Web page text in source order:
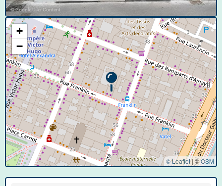
© Google User Content
+
−
© Leaflet|©OSM